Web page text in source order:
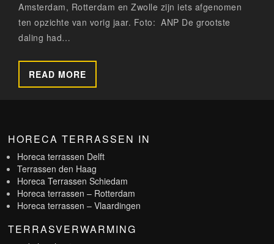
Amsterdam, Rotterdam en Zwolle zijn iets afgenomen
ten opzichte van vorig jaar. Foto: ANP De grootste
daling had…
READ MORE
HORECA TERRASSEN IN
Horeca terrassen Delft
Terrassen den Haag
Horeca Terrassen Schiedam
Horeca terrassen – Rotterdam
Horeca terrassen – Vlaardingen
TERRASVERWARMING